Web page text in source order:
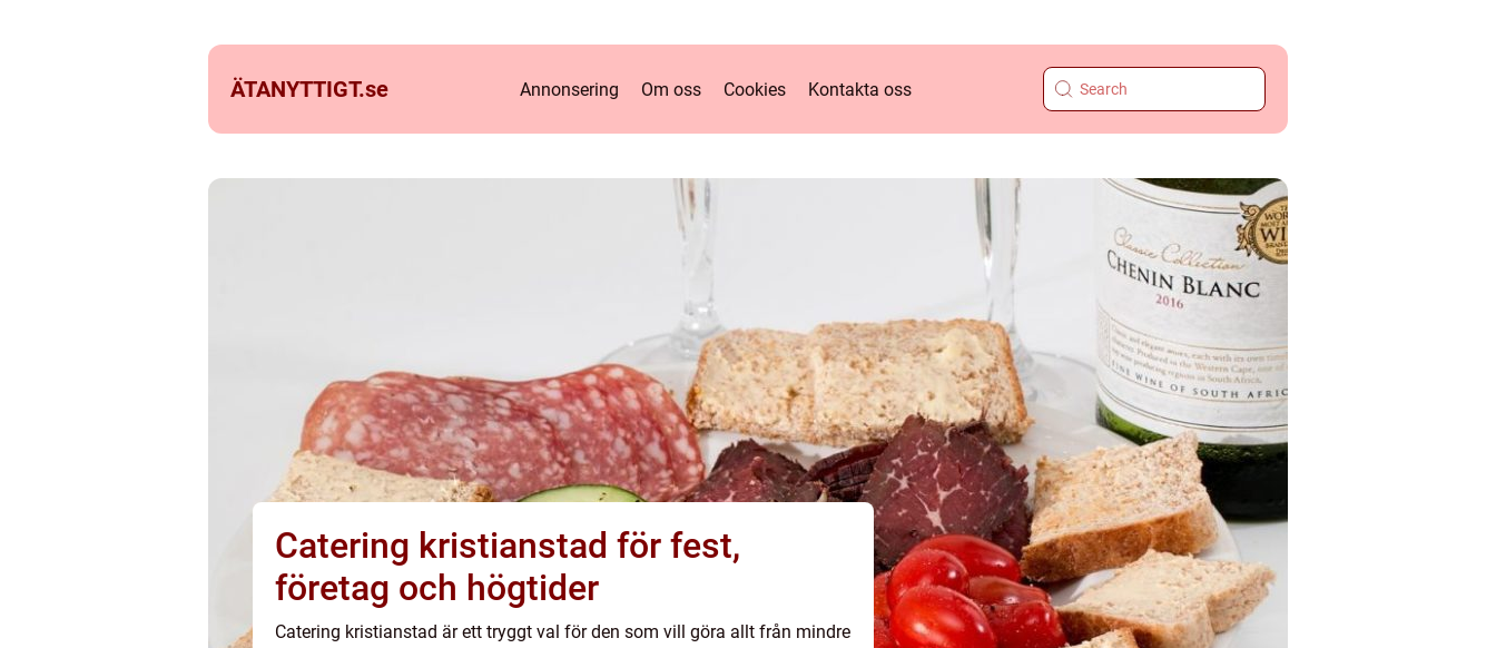
ÄTANYTTIGT.se Annonsering Om oss Cookies Kontakta oss
Catering kristianstad för fest,
företag och högtider
Catering kristianstad är ett tryggt val för den som vill göra allt från mindre